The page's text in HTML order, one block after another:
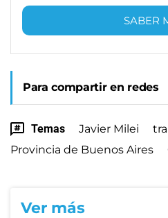
SABER
Para compartir en redes
Temas Javier Milei
Provincia de Buenos Aires
Ver más